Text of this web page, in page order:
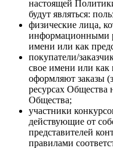
настоящей
будут являться:
физические лица,
информационными
имени или как
покупатели/
свое имени или как
оформляют заказы
ресурсах Общества
Общества;
участники
действующие от
представителей
правилами